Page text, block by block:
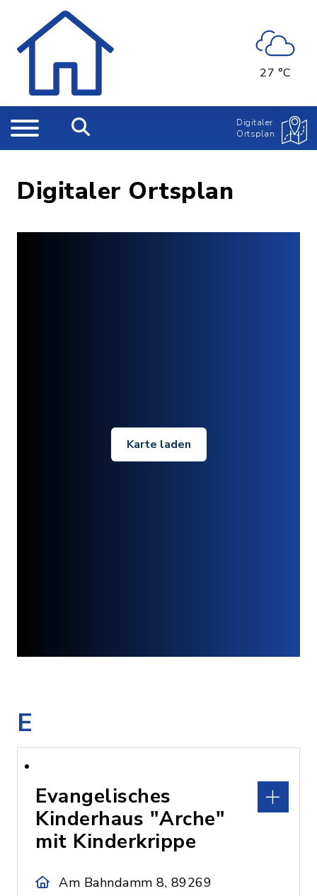
27 °C
Digitaler
Ortsplan
Digitaler Ortsplan
Karte laden
E
Evangelisches
Kinderhaus "Arche"
mit Kinderkrippe
Am Bahndamm 8, 89269